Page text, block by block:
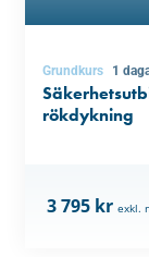
Grundkurs 1
rökdykning
3 795 kr exkl.